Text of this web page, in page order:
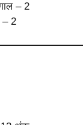
– 2
– 2